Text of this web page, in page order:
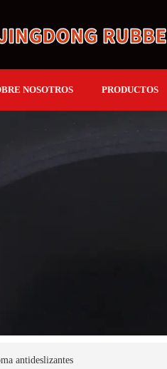
NOSOTROS PRODUCTOS
antideslizantes